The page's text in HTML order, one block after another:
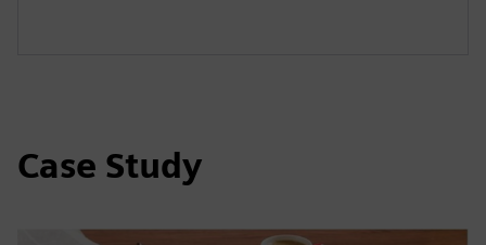
Case Study